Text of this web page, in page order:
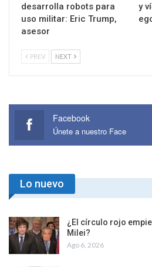
desarrolla robots para
uso militar: Eric Trump,
asesor
y
PREV NEXT
Facebook
Únete a nuestro Face
Lo nuevo
¿El círculo rojo
Milei?
Ago 6, 2026